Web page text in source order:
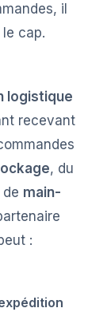
il
cap.
logistique
recevant
, du
main-
: